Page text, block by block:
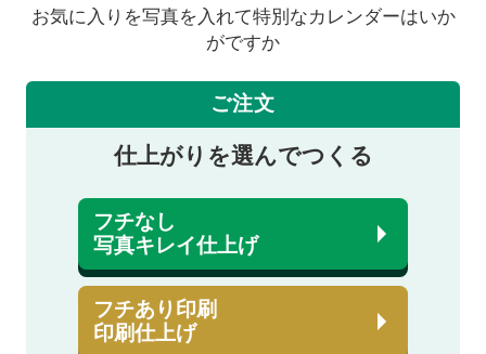
お気に入りを写真を入れて特別なカレンダーはいか
がですか
ご注文
仕上がりを選んでつくる
フチなし
写真キレイ仕上げ
フチあり印刷
印刷仕上げ